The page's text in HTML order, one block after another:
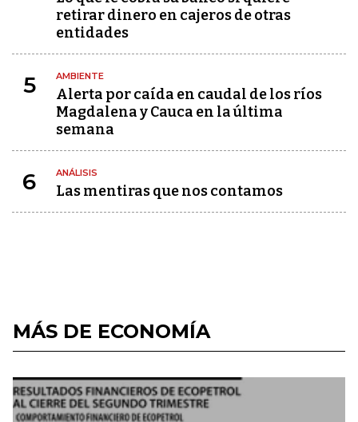
retirar dinero en cajeros de otras
entidades
5 AMBIENTE
Alerta por caída en caudal de los ríos
Magdalena y Cauca en la última
semana
6 ANÁLISIS
Las mentiras que nos contamos
MÁS DE ECONOMÍA